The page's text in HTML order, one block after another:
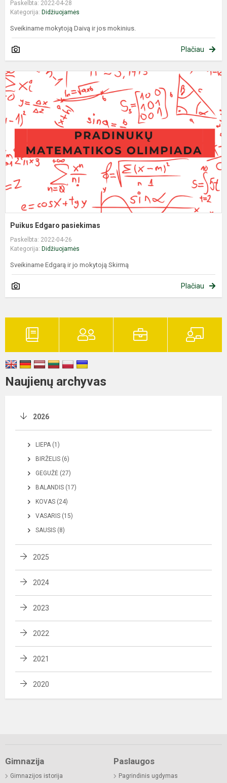
Paskelbta: 2022-04-28
Kategorija: Didžiuojamės
Sveikiname mokytoją Daivą ir jos mokinius.
Plačiau
Puikus Edgaro pasiekimas
Paskelbta: 2022-04-26
Kategorija: Didžiuojamės
Sveikiname Edgarą ir jo mokytoją Skirmą
Plačiau
Naujienų archyvas
2026
LIEPA (1)
BIRŽELIS (6)
GEGUŽĖ (27)
BALANDIS (17)
KOVAS (24)
VASARIS (15)
SAUSIS (8)
2025
2024
2023
2022
2021
2020
Gimnazija
Gimnazijos istorija
Paslaugos
Pagrindinis ugdymas